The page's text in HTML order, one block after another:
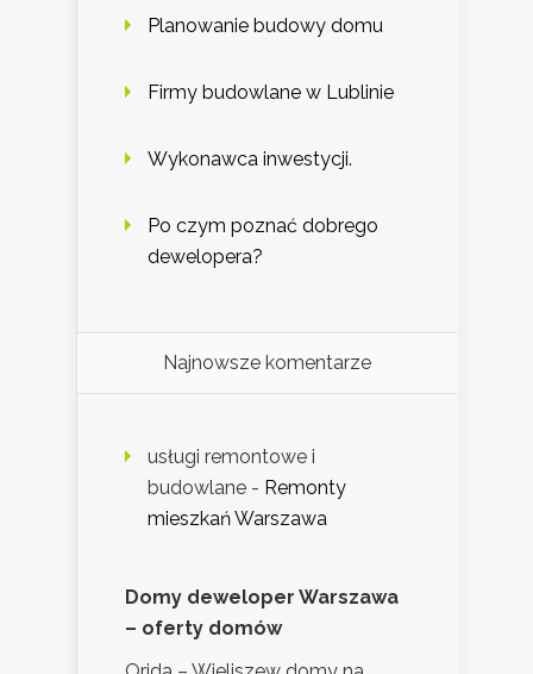
Planowanie budowy domu
Firmy budowlane w Lublinie
Wykonawca inwestycji.
Po czym poznać dobrego
dewelopera?
Najnowsze komentarze
usługi remontowe i
budowlane - Remonty
mieszkań Warszawa
Domy deweloper Warszawa
– oferty domów